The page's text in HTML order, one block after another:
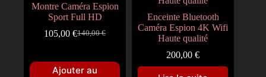
Montre Caméra Espion
Sport Full HD
140,00€
105,00€
Ajouter au
Enceinte Bluetooth
Caméra Espion 4K Wifi
Haute qualité
200,00€